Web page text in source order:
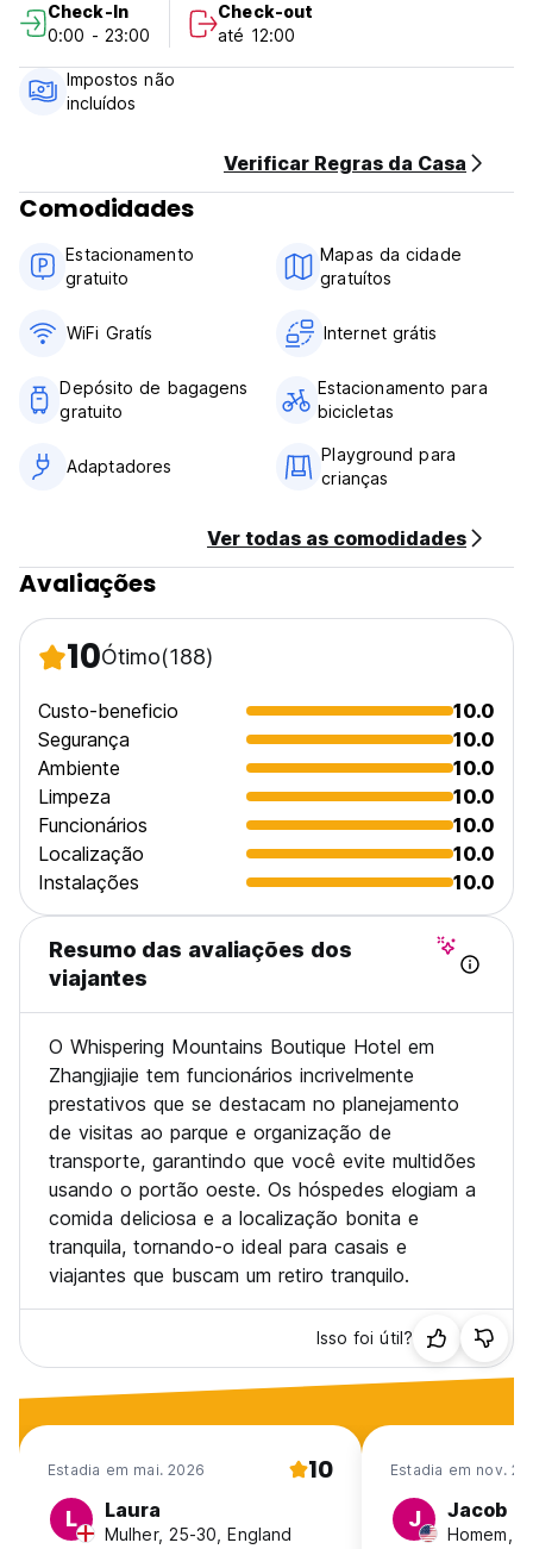
grátis, água quente 24 horas e ar condicionado, a maioria
dos quartos possui uma linda varanda com vista para a
montanha; oferecemos deliciosa culinária local, café e café
da manhã continental, churrasqueira gratuita. Serviço
gratuito de aluguel de bicicletas. Fornecemos informações
mapa do parque nacional. Projetaremos uma rota turística
original language)
Check-In
0:00 - 23:00
Check-out
até 12:00
Impostos não
incluídos
Verificar Regras da Casa
Comodidades
Estacionamento
gratuito
Mapas da cidade
gratuítos
WiFi Gratís Internet grátis
Depósito de bagagens
gratuito
Estacionamento para
bicicletas
Adaptadores
Playground para
crianças
Ver todas as comodidades
Avaliações
10Ótimo(188)
Custo-beneficio
10.0
Segurança
10.0
Ambiente
10.0
Limpeza
10.0
Funcionários
10.0
Localização
10.0
Instalações
10.0
Resumo das avaliações dos
viajantes
O Whispering Mountains Boutique Hotel em
Zhangjiajie tem funcionários incrivelmente
prestativos que se destacam no planejamento
de visitas ao parque e organização de
transporte, garantindo que você evite multidões
usando o portão oeste. Os hóspedes elogiam a
comida deliciosa e a localização bonita e
tranquila, tornando-o ideal para casais e
viajantes que buscam um retiro tranquilo.
Isso foi útil?
Estadia em mai. 2026 10
L Laura
Mulher, 25-30, England
Estadia em nov.
J Jacob
Homem,